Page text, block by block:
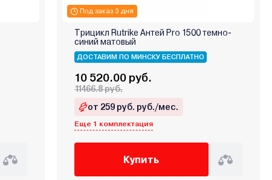
Под заказ 3 дня
Трицикл Rutrike Антей Pro 1500 темно-
синий матовый
ДОСТАВИМ ПО МИНСКУ БЕСПЛАТНО
10 520.00 руб.
11466.8 руб.
от 259 руб. руб./мес.
Еще 1 комплектация
Купить